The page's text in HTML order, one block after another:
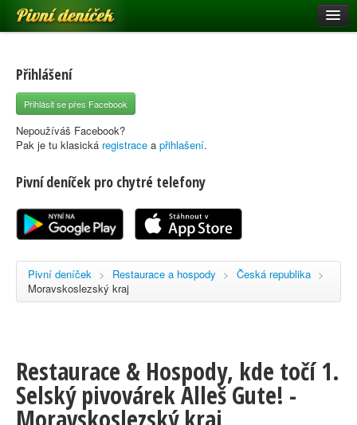
Pivní deníček
Pivní mapa
Pivní značky
Nápověda
Registrace
Přihlášení
Přihlásit se přes Facebook
Nepoužíváš Facebook?
Pak je tu klasická registrace a přihlašení.
Pivní deníček pro chytré telefony
Pivní deníček > Restaurace a hospody > Česká republika >
Moravskoslezský kraj
Restaurace & Hospody, kde točí 1.
Selský pivovárek Alleš Gute! -